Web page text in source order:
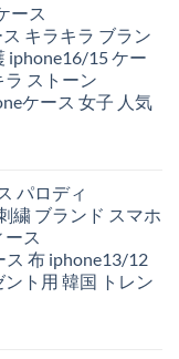
ース
キラキラ ブラン
iphone16/15 ケー
ラ ストーン
ケース 女子 人気
パロディ
繍 ブランド スマホ
ス
布 iphone13/12
ト用 韓国 トレン